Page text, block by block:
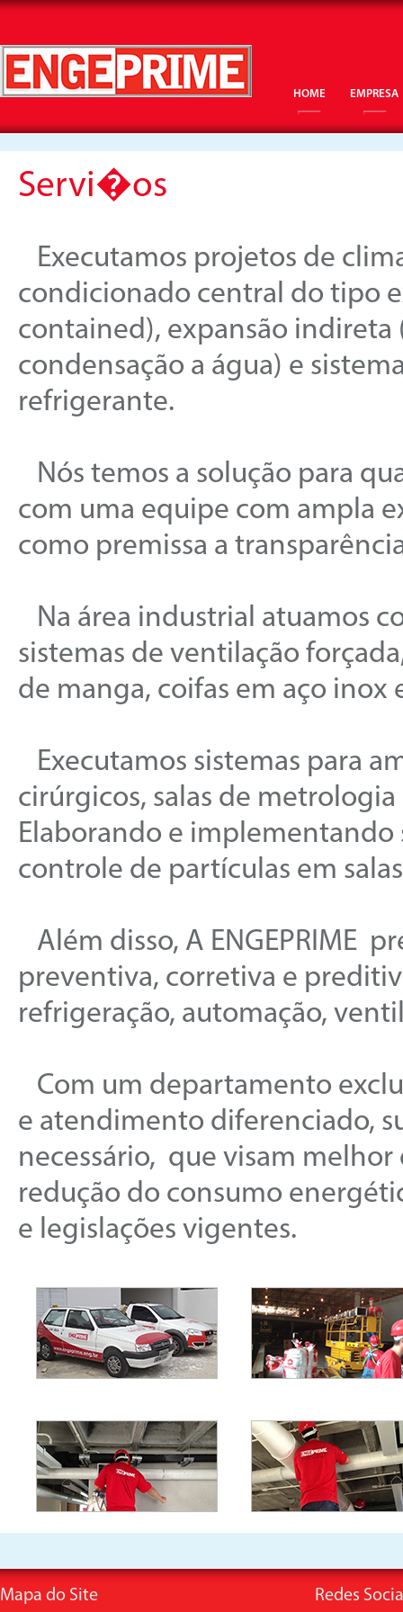
HOME EMPRESA
Servi�os
Executamos projetos de
condicionado central do tipo
contained), expansão indireta
condensação a água) e
refrigerante.
Nós temos a solução para
com uma equipe com ampla
como premissa a
Na área industrial atuamos
sistemas de ventilação
de manga, coifas em aço inox
Executamos sistemas para
cirúrgicos, salas de
Elaborando e
controle de partículas em
Além disso, A ENGEPRIME
preventiva, corretiva e
refrigeração, automação,
Com um departamento
e atendimento diferenciado,
necessário, que visam
redução do consumo
e legislações vigentes.
Mapa do Site Redes